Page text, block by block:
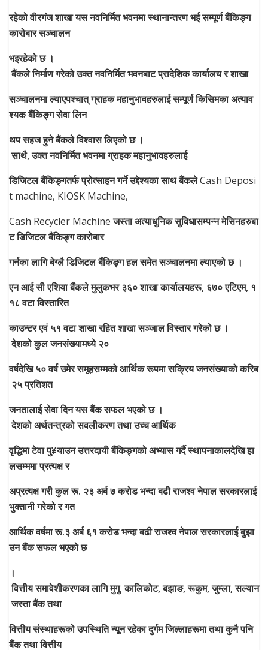
रहेकोवीरगंजशाखायसनवनिर्मितभवनमास्थानान्तरणभईसम्पूर्णबैंकिङ्ग
कारोबारसञ्चालन
भइरहेकोछ ।
बैंकलेनिर्माणगरेकोउक्तनवनिर्मितभवनबाटप्रादेशिककार्यालयरशाखा
सञ्चालनमाल्याएपश्चात्ग्राहकमहानुभावहरुलाईसम्पूर्णकिसिमकाअत्याव
श्यकबैंकिङ्गसेवालिन
थपसहजहुनेबैंकलेविश्वासलिएकोछ ।
साथै,उक्तनवनिर्मितभवनमाग्राहकमहानुभावहरुलाई
डिजिटलबैंकिङ्गतर्फप्रोत्साहनगर्नेउद्देश्यकासाथबैंकलेCash Deposi
t machine, KIOSK Machine,
Cash Recycler Machine जस्ताअत्याधुनिकसुविधासम्पन्नमेसिनहरुबा
टडिजिटलबैंकिङ्गकारोबार
गर्नकालागिबेग्लैडिजिटलबैंकिङ्गहलसमेतसञ्चालनमाल्याएकोछ ।
एनआईसीएशियाबैंकलेमुलुकभर ३६०शाखाकार्यालयहरू, ६७०एटिएम, १
१८ वटाविस्तारित
काउन्टरएवं ५१ वटाशाखारहितशाखासञ्जालविस्तारगरेकोछ ।
देशकोकुलजनसंख्यामध्ये २०
वर्षदेखि ५०वर्षउमेरसमूहसम्मकोआर्थिकरूपमासक्रियजनसंख्याकोकरिब
२५प्रतिशत
जनतालाईसेवादिनयसबैंकसफलभएकोछ ।
देशकोअर्थतन्त्रकोसवलीकरणतथाउच्चआर्थिक
वृद्धिमाटेवापु¥याउनउत्तरदायीबैंकिङ्गकोअभ्यासगर्दैस्थापनाकालदेखिहा
लसम्ममाप्रत्यक्षर
अप्रत्यक्षगरीकुलरू. २३अर्ब७करोडभन्दाबढीराजश्वनेपालसरकारलाई
भुक्तानीगरेकोरगत
आर्थिकवर्षमारू.३अर्ब ६१ करोडभन्दाबढीराजश्वनेपालसरकारलाईबुझा
उनबैंकसफलभएकोछ
।
वित्तीयसमावेशीकरणकालागिमुगु,कालिकोट,बझाङ,रूकुम,जुम्ला,सल्यान
जस्ताबैंकतथा
वित्तीयसंस्थाहरूकोउपस्थितिन्यूनरहेकादुर्गमजिल्लाहरूमातथाकुनैपनि
बैंकतथावित्तीय